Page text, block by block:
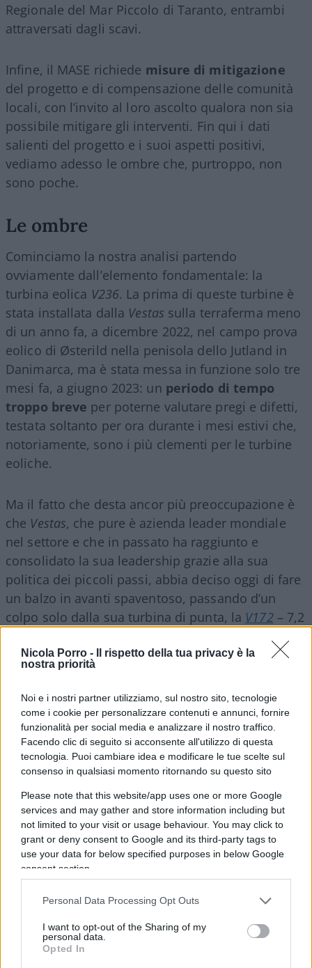
Nicola Porro -
Il rispetto della tua privacy è la
nostra priorità
Noi e i nostri partner utilizziamo, sul nostro sito, tecnologie
come i cookie per personalizzare contenuti e annunci, fornire
funzionalità per social media e analizzare il nostro traffico.
Facendo clic di seguito si acconsente all'utilizzo di questa
tecnologia. Puoi cambiare idea e modificare le tue scelte sul
consenso in qualsiasi momento ritornando su questo sito
Please note that this website/app uses one or more Google
services and may gather and store information including but
not limited to your visit or usage behaviour. You may click to
grant or deny consent to Google and its third-party tags to
use your data for below specified purposes in below Google
consent section.
Personal Data Processing Opt Outs
I want to opt-out of the Sharing of my
personal data.
Opted In
Regionale del Mar Piccolo di Taranto, entrambi
attraversati dagli scavi.
Infine, il MASE richiede misure di mitigazione
del progetto e di compensazione delle comunità
locali, con l’invito al loro ascolto qualora non sia
possibile mitigare gli interventi. Fin qui i dati
salienti del progetto e i suoi aspetti positivi,
vediamo adesso le ombre che, purtroppo, non
sono poche.
Le ombre
Cominciamo la nostra analisi partendo
ovviamente dall’elemento fondamentale: la
turbina eolica V236. La prima di queste turbine è
stata installata dalla Vestas sulla terraferma meno
di un anno fa, a dicembre 2022, nel campo prova
eolico di Østerild nella penisola dello Jutland in
Danimarca, ma è stata messa in funzione solo tre
mesi fa, a giugno 2023: un periodo di tempo
troppo breve per poterne valutare pregi e difetti,
testata soltanto per ora durante i mesi estivi che,
notoriamente, sono i più clementi per le turbine
eoliche.
Ma il fatto che desta ancor più preoccupazione è
che Vestas, che pure è azienda leader mondiale
nel settore e che in passato ha raggiunto e
consolidato la sua leadership grazie alla sua
politica dei piccoli passi, abbia deciso oggi di fare
un balzo in avanti spaventoso, passando d’un
colpo solo dalla sua turbina di punta, la V172– 7,2
la potenza nominale e ne accresce di molto le
dimensioni. A detta di chi vi scrive, un
buio troppo grande persino perVestas.
Ad aumentare le preoccupazioni, i recentissimi
guai diSiemens Energy che, a giugno scorso,
hanno fatto registrare uncrollo delle azionidella
divisione eolica della multinazionale tedesca a
causa diproblemi di affidabilitàdi alcuni dei
componenti chiave della serie5Xdelle turbine
Siemens Gamesale cui turbine raggiungono
potenze nominali di 7 MW, sia in installazioni
onshorecheoffshore, che stanno costringendo la
società a costosissimirevampingin sito.
Naturalmente parliamo di un’altra società ma